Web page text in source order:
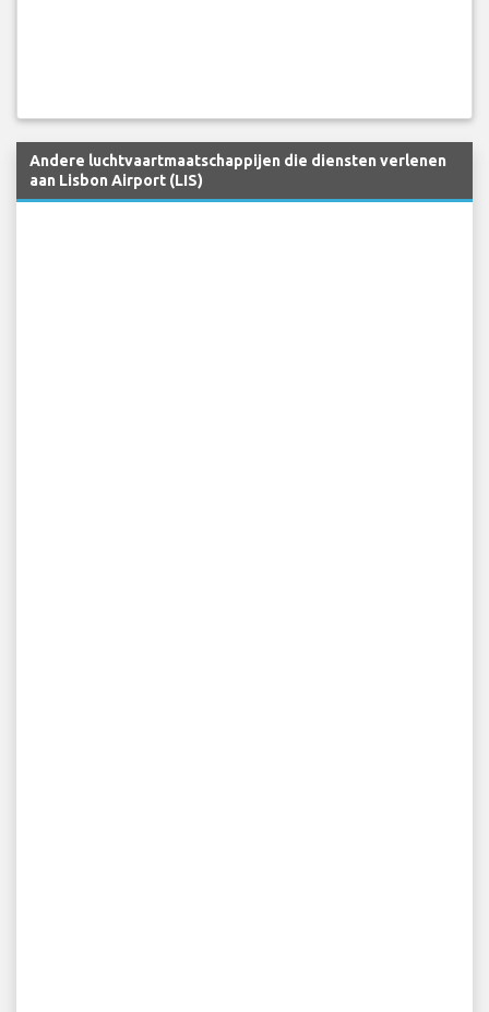
Andere luchtvaartmaatschappijen die diensten verlenen
aan Lisbon Airport (LIS)